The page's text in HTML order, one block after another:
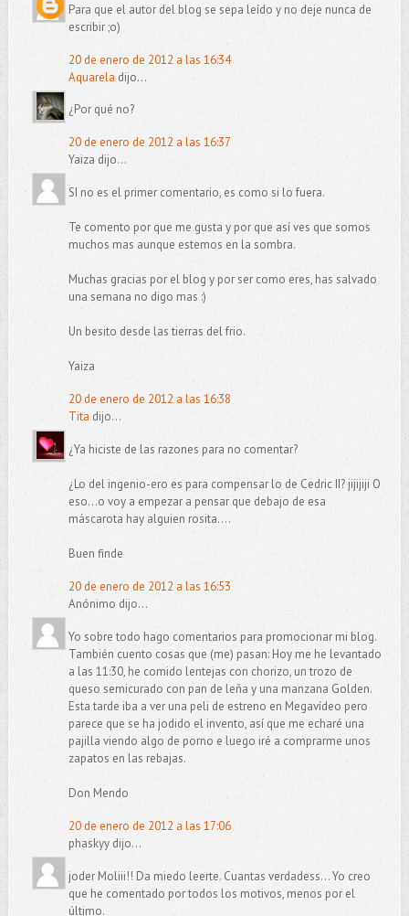
Para que el autor del blog se sepa leído y no deje nunca de
escribir ;o)
20 de enero de 2012 a las 16:34
Aquarela dijo...
¿Por qué no?
20 de enero de 2012 a las 16:37
Yaiza dijo...
SI no es el primer comentario, es como si lo fuera.
Te comento por que me gusta y por que así ves que somos
muchos mas aunque estemos en la sombra.
Muchas gracias por el blog y por ser como eres, has salvado
una semana no digo mas :)
Un besito desde las tierras del frio.
Yaiza
20 de enero de 2012 a las 16:38
Tita dijo...
¿Ya hiciste de las razones para no comentar?
¿Lo del ingenio-ero es para compensar lo de Cedric II? jijijiji O
eso...o voy a empezar a pensar que debajo de esa
máscarota hay alguien rosita....
Buen finde
20 de enero de 2012 a las 16:53
Anónimo dijo...
Yo sobre todo hago comentarios para promocionar mi blog.
También cuento cosas que (me) pasan: Hoy me he levantado
a las 11:30, he comido lentejas con chorizo, un trozo de
queso semicurado con pan de leña y una manzana Golden.
Esta tarde iba a ver una peli de estreno en Megavídeo pero
parece que se ha jodido el invento, así que me echaré una
pajilla viendo algo de porno e luego iré a comprarme unos
zapatos en las rebajas.
Don Mendo
20 de enero de 2012 a las 17:06
phaskyy dijo...
joder Moliii!! Da miedo leerte. Cuantas verdadess... Yo creo
que he comentado por todos los motivos, menos por el
último.